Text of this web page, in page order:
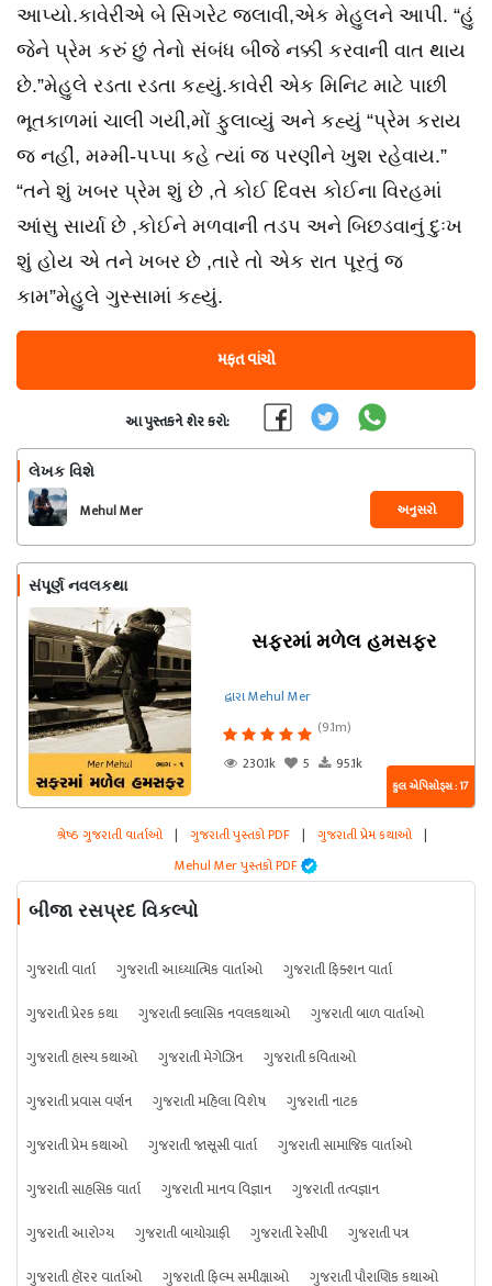
આપ્યો.કાવેરીએ બે સિગરેટ જલાવી,એક મેહુલને આપી. “હું
જેને પ્રેમ કરું છું તેનો સંબંધ બીજે નક્કી કરવાની વાત થાય
છે.”મેહુલે રડતા રડતા કહ્યું.કાવેરી એક મિનિટ માટે પાછી
ભૂતકાળમાં ચાલી ગયી,મોં ફુલાવ્યું અને કહ્યું “પ્રેમ કરાય
જ નહીં, મમ્મી-પપ્પા કહે ત્યાં જ પરણીને ખુશ રહેવાય.”
“તને શું ખબર પ્રેમ શું છે ,તે કોઈ દિવસ કોઈના વિરહમાં
આંસુ સાર્યા છે ,કોઈને મળવાની તડપ અને બિછડવાનું દુઃખ
શું હોય એ તને ખબર છે ,તારે તો એક રાત પૂરતું જ
કામ”મેહુલે ગુસ્સામાં કહ્યું.
મફત વાંચો
આ પુસ્તકને શેર કરો:
લેખક વિશે
Mehul Mer અનુસરો
સંપૂર્ણ નવલકથા
સફરમાં મળેલ હમસફર
દ્વારા Mehul Mer
(9.1m)
230.1k
5 95.1k
કુલ એપિસોડ્સ : 17
શ્રેષ્ઠ ગુજરાતી વાર્તાઓ | ગુજરાતી પુસ્તકો PDF | ગુજરાતી પ્રેમ કથાઓ |
Mehul Mer પુસ્તકો PDF
બીજા રસપ્રદ વિકલ્પો
ગુજરાતી વાર્તા ગુજરાતી આધ્યાત્મિક વાર્તાઓ
ગુજરાતી ફિક્શન વાર્તા
ગુજરાતી પ્રેરક કથા
ગુજરાતી ક્લાસિક નવલકથાઓ
ગુજરાતી બાળ વાર્તાઓ
ગુજરાતી હાસ્ય કથાઓ
ગુજરાતી મેગેઝિન
ગુજરાતી કવિતાઓ
ગુજરાતી પ્રવાસ વર્ણન
ગુજરાતી મહિલા વિશેષ
ગુજરાતી નાટક
ગુજરાતી પ્રેમ કથાઓ
ગુજરાતી જાસૂસી વાર્તા
ગુજરાતી સામાજિક વાર્તાઓ
ગુજરાતી સાહસિક વાર્તા
ગુજરાતી માનવ વિજ્ઞાન
ગુજરાતી તત્વજ્ઞાન
ગુજરાતી આરોગ્ય
ગુજરાતી બાયોગ્રાફી ગુજરાતી રેસીપી
ગુજરાતી પત્ર
ગુજરાતી હૉરર વાર્તાઓ
ગુજરાતી ફિલ્મ સમીક્ષાઓ ગુજરાતી પૌરાણિક કથાઓ